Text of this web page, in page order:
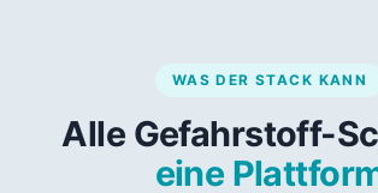
WAS DER STACK KANN
Alle Gefahrstoff-
eine